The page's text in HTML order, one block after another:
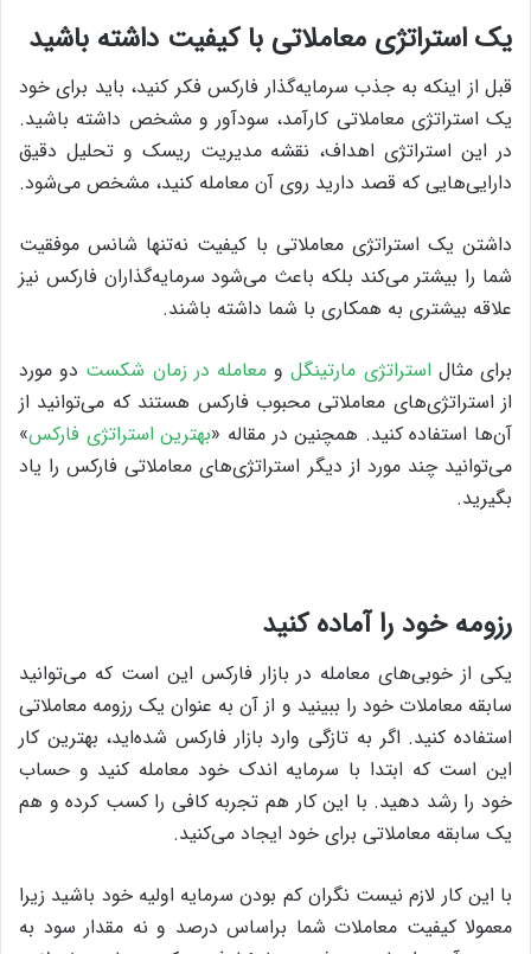
یک استراتژی معاملاتی با کیفیت داشته باشید
قبل از اینکه به جذب سرمایه‌گذار فارکس فکر کنید، باید برای خود
یک استراتژی معاملاتی کارآمد، سودآور و مشخص داشته باشید.
در این استراتژی اهداف، نقشه مدیریت ریسک و تحلیل دقیق
دارایی‌هایی که قصد دارید روی آن معامله کنید، مشخص می‌شود.
داشتن یک استراتژی معاملاتی با کیفیت نه‌تنها شانس موفقیت
شما را بیشتر می‌کند بلکه باعث می‌شود سرمایه‌گذاران فارکس نیز
علاقه بیشتری به همکاری با شما داشته باشند.
برای مثال استراتژی مارتینگلو معامله در زمان شکست دو مورد
از استراتژی‌های معاملاتی محبوب فارکس هستند که می‌توانید از
آن‌ها استفاده کنید. همچنین در مقاله «بهترین استراتژی فارکس»
می‌توانید چند مورد از دیگر استراتژی‌های معاملاتی فارکس را یاد
بگیرید.
رزومه خود را آماده کنید
یکی از خوبی‌های معامله در بازار فارکس این است که می‌توانید
سابقه معاملات خود را ببینید و از آن به عنوان یک رزومه معاملاتی
استفاده کنید. اگر به تازگی وارد بازار فارکس شده‌اید، بهترین کار
این است که ابتدا با سرمایه اندک خود معامله کنید و حساب
خود را رشد دهید. با این کار هم تجربه کافی را کسب کرده و هم
یک سابقه معاملاتی برای خود ایجاد می‌کنید.
با این کار لازم نیست نگران کم بودن سرمایه اولیه خود باشید زیرا
معمولا کیفیت معاملات شما براساس درصد و نه مقدار سود به